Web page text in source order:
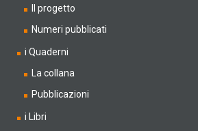
Il progetto
Numeri pubblicati
i Quaderni
La collana
Pubblicazioni
i Libri